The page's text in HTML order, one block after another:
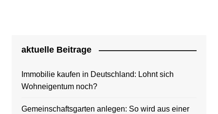
aktuelle Beitrage
Immobilie kaufen in Deutschland: Lohnt sich
Wohneigentum noch?
Gemeinschaftsgarten anlegen: So wird aus einer